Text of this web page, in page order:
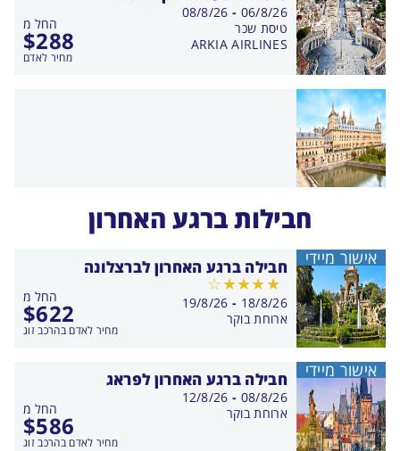
החל מ
$288
מחיר לאדם
בין
התאריכים,
06/8/26
-
08/8/26
טיסת שכר
ARKIA AIRLINES
חבילות ברגע האחרון
חבילה ברגע האחרון לברצלונה
החל מ
$622
מחיר לאדם בהרכב זוג
בין
התאריכים,
18/8/26
-
19/8/26
ארוחת בוקר
אישור מיידי
חבילה ברגע האחרון לפראג
החל מ
$586
מחיר לאדם בהרכב זוג
בין
התאריכים,
08/8/26
-
12/8/26
ארוחת בוקר
אישור מיידי